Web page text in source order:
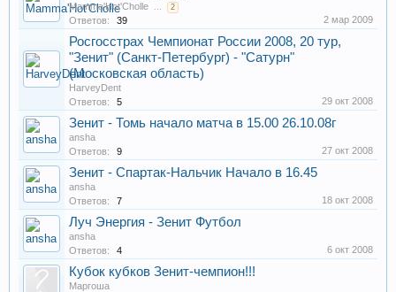
Mamma'Hot'Cholle ... 2
Ответов: 39 2 мар 2009
Росгосстрах Чемпионат России 2008, 20 тур,
"Зенит" (Санкт-Петербург) - "Сатурн"
(Московская область)
HarveyDent
Ответов:
5 29 окт 2008
Зенит - Томь начало матча в 15.00 26.10.08г
ansha
Ответов:
9 27 окт 2008
Зенит - Спартак-Нальчик Начало в 16.45
ansha
Ответов:
7 18 окт 2008
Луч Энергия - Зенит Футбол
ansha
Ответов:
4 6 окт 2008
Кубок кубков Зенит-чемпион!!!
Маргоша